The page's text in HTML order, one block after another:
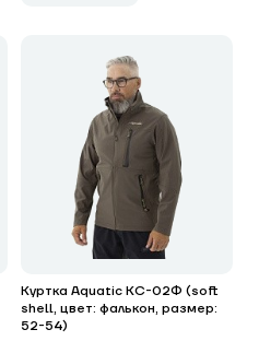
Куртка Aquatic КС-02Ф (soft
shell, цвет: фалькон, размер:
52-54)